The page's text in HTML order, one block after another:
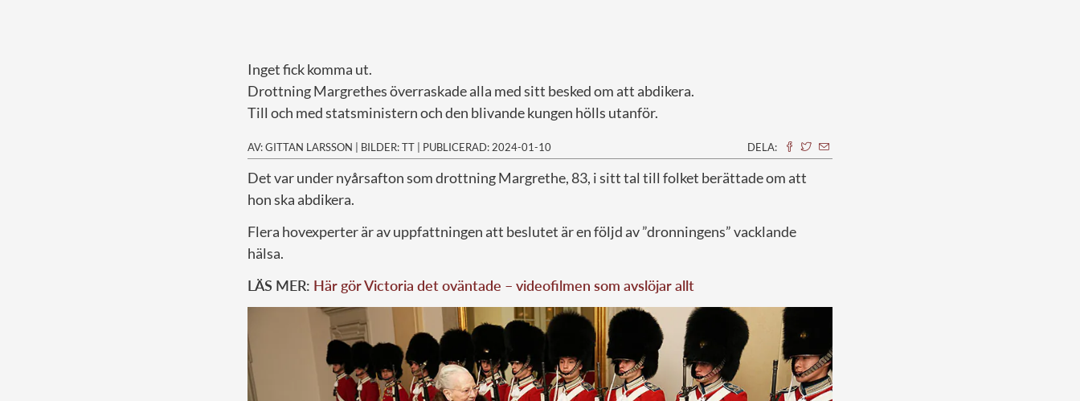
Inget fick komma ut.
Drottning Margrethes överraskade alla med sitt besked om att abdikera.
Till och med statsministern och den blivande kungen hölls utanför.
AV: GITTAN LARSSON | BILDER: TT | PUBLICERAD: 2024-01-10 DELA:
Det var under nyårsafton som drottning Margrethe, 83, i sitt tal till folket berättade om att
hon ska abdikera.
Flera hovexperter är av uppfattningen att beslutet är en följd av ”dronningens” vacklande
hälsa.
LÄS MER: Här gör Victoria det oväntade – videofilmen som avslöjar allt